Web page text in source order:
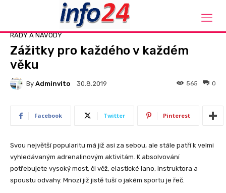
Rady a návody
RADY A NÁVODY
Zážitky pro každého v každém
věku
By Adminvito 30.8.2019 0
565
Facebook Twitter Pinterest
Svou největší popularitu má již asi za sebou, ale stále patří k velmi
vyhledávaným adrenalinovým aktivitám. K absolvování
potřebujete vysoký most, či věž, elastické lano, instruktora a
spoustu odvahy. Mnozí již jistě tuší o jakém sportu je řeč.